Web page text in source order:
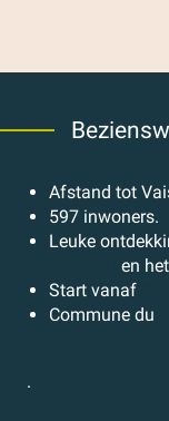
Afstand tot
597 inwoners.
Leuke
en
Start vanaf
Commune du
.